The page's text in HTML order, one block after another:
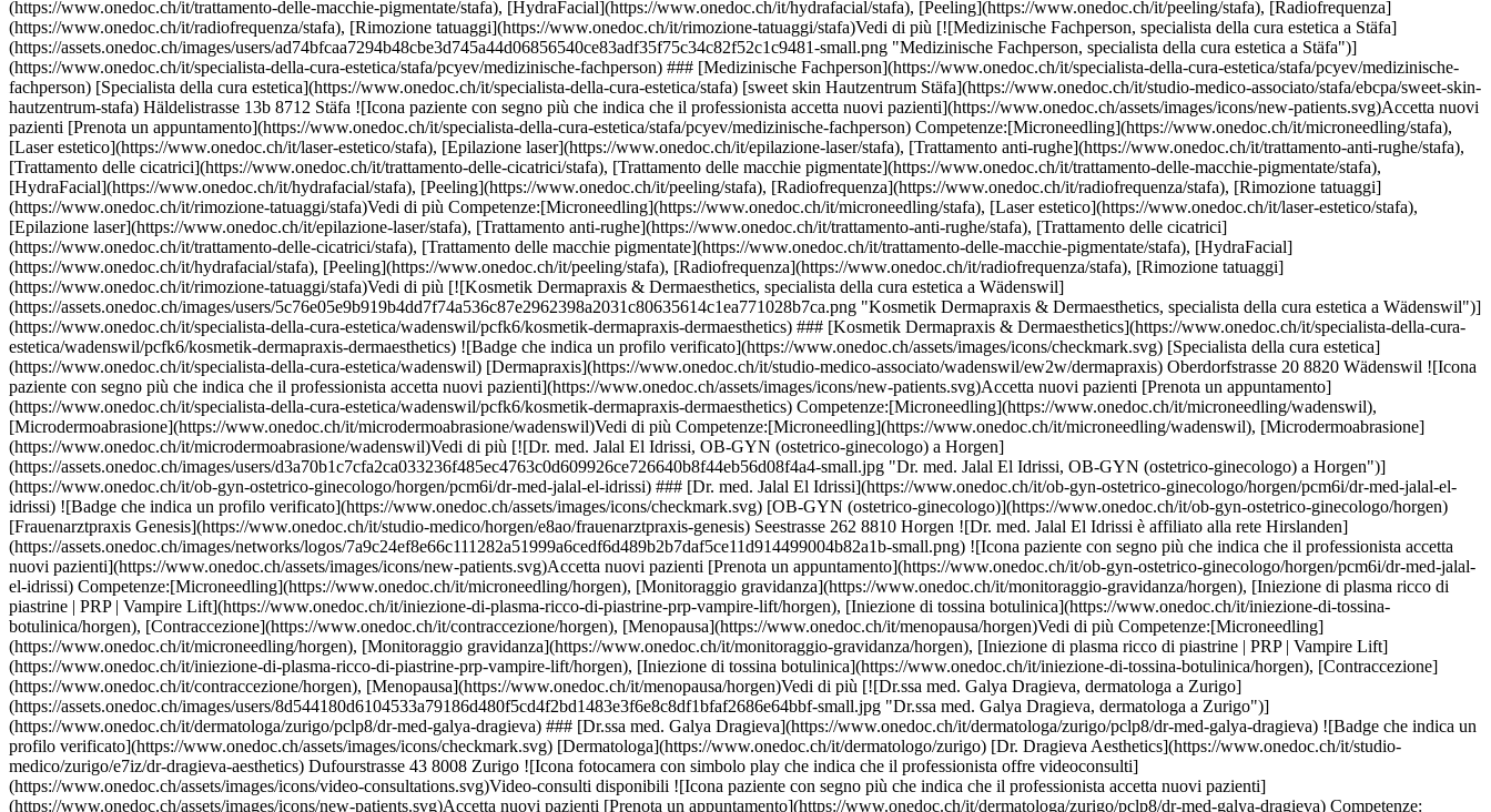
ne-di-tossina-botulinica/horgen), [Contraccezione](https://www.onedoc.ch/it/contraccezione/horgen), [Menopausa](https://www.onedoc.ch/it/menopausa/horgen)Vedi di più Competenze:[Microneedling](https://www.onedoc.ch/it/microneedling/horgen), [Monitoraggio gravidanza](https://www.onedoc.ch/it/monitoraggio-gravidanza/horgen), [Iniezione di plasma ricco di piastrine | PRP | Vampire Lift](https://www.onedoc.ch/it/iniezione-di-plasma-ricco-di-piastrine-prp-vampire-lift/horgen), [Iniezione di tossina botulinica](https://www.onedoc.ch/it/iniezione-di-tossina-botulinica/horgen), [Contraccezione](https://www.onedoc.ch/it/contraccezione/horgen), [Menopausa](https://www.onedoc.ch/it/menopausa/horgen)Vedi di più [![Dr.ssa med. Galya Dragieva, dermatologa a Zurigo](https://assets.onedoc.ch/images/users/8d544180d6104533a79186d480f5cd4f2bd1483e3f6e8c8df1bfaf2686e64bbf-small.jpg "Dr.ssa med. Galya Dragieva, dermatologa a Zurigo")](https://www.onedoc.ch/it/dermatologa/zurigo/pclp8/dr-med-galya-dragieva) ### [Dr.ssa med. Galya Dragieva](https://www.onedoc.ch/it/dermatologa/zurigo/pclp8/dr-med-galya-dragieva) ![Badge che indica un profilo verificato](https://www.onedoc.ch/assets/images/icons/checkmark.svg) [Dermatologa](https://www.onedoc.ch/it/dermatologo/zurigo) [Dr. Dragieva Aesthetics](https://www.onedoc.ch/it/studio-medico/zurigo/e7iz/dr-dragieva-aesthetics) Dufourstrasse 43 8008 Zurigo ![Icona fotocamera con simbolo play che indica che il professionista offre videoconsulti](https://www.onedoc.ch/assets/images/icons/video-consultations.svg)Video-consulti disponibili ![Icona paziente con segno più che indica che il professionista accetta nuovi pazienti](https://www.onedoc.ch/assets/images/icons/new-patients.svg)Accetta nuovi pazienti [Prenota un appuntamento](https://www.onedoc.ch/it/dermatologa/zurigo/pclp8/dr-med-galya-dragieva) Competenze:[Microneedling](https://www.onedoc.ch/it/microneedling/zurigo), [Lipofilling | Lipostruttura](https://www.onedoc.ch/it/lipofilling-lipostruttura/zurigo), [Iniezione di tossina botulinica](https://www.onedoc.ch/it/iniezione-di-tossina-botulinica/zurigo), [Iniezione di plasma ricco di piastrine | PRP | Vampire Lift](https://www.onedoc.ch/it/iniezione-di-plasma-ricco-di-piastrine-prp-vampire-lift/zurigo), [Trattamento anti-rughe](https://www.onedoc.ch/it/trattamento-anti-rughe/zurigo), [Laser estetico](https://www.onedoc.ch/it/laser-estetico/zurigo), [Trattamento con laser CO2 | Trattamento con laser CO2 frazionato](https://www.onedoc.ch/it/trattamento-con-laser-co2-trattamento-con-laser-co2-frazionato/zurigo)Vedi di più Competenze:[Microneedling](https://www.onedoc.ch/it/microneedling/zurigo), [Lipofilling | Lipostruttura](https://www.onedoc.ch/it/lipofilling-lipostruttura/zurigo), [Iniezione di tossina botulinica](https://www.onedoc.ch/it/iniezione-di-tossina-botulinica/zurigo), [Iniezione di plasma ricco di piastrine | PRP | Vampire Lift](https://www.onedoc.ch/it/iniezione-di-plasma-ricco-di-piastrine-prp-vampire-lift/zurigo), [Trattamento anti-rughe](https://www.onedoc.ch/it/trattamento-anti-rughe/zurigo), [Laser estetico](https://www.onedoc.ch/it/laser-estetico/zurigo), [Trattamento con laser CO2 | Trattamento con laser CO2 frazionato](https://www.onedoc.ch/it/trattamento-con-laser-co2-trattamento-con-laser-co2-frazionato/zurigo)Vedi di più [![Dipl. med. Elena Zöhner, dermatologa a Zurigo](https://assets.onedoc.ch/images/users/994669b177c5ff3ce5c9e39c704728d247e24ad82cc7881a6ff17c1963831229-small.jpg "Dipl. med. Elena Zöhner, dermatologa a Zurigo")](https://www.onedoc.ch/it/dermatologa/zurigo/pbkhk/dipl-med-elena-zohner) ### [Dipl. med. Elena Zöhner](https://www.onedoc.ch/it/dermatologa/zurigo/pbkhk/dipl-med-elena-zohner) ![Badge che indica un profilo verificato](https://www.onedoc.ch/assets/images/icons/checkmark.svg) [Dermatologa](https://www.onedoc.ch/it/dermatologo/zurigo) [Arzthaus Zürich Stadelhofen](https://www.onedoc.ch/it/centro-medico/zurigo/ewil/arzthaus-zurich-stadelhofen) Goethestrasse 14 8001 Zurigo ![Icona paziente con segno più che indica che il professionista accetta nuovi pazienti](https://www.onedoc.ch/assets/images/icons/new-patients.svg)Accetta nuovi pazienti [Prenota un appuntamento](https://www.onedoc.ch/it/dermatologa/zurigo/pbkhk/dipl-med-elena-zohner) Competenze:[Microneedling](https://www.onedoc.ch/it/microneedling/zurigo), [Allergia | AllergoTest | Controllo allergie](https://www.onedoc.ch/it/allergia-allergotest-controllo-allergie/zurigo), [Trattamento delle macchie pigmentate](https://www.onedoc.ch/it/trattamento-delle-macchie-pigmentate/zurigo), [Emergenza dermatologica](https://www.onedoc.ch/it/emergenza-dermatologica/zurigo), [Desensibilizzazione | Immunoterapia allergene-specifica | Immunoterapia dell'allergene](https://www.onedoc.ch/it/desensibilizzazione-immunoterapia-allergene-specifica-immunoterapia-dell-allergene/zurigo), [Eczema](https://www.onedoc.ch/it/eczema/zurigo), [Controllo della pelle](https://www.onedoc.ch/it/controllo-della-pelle/zurigo), [Melanoma](https://www.onedoc.ch/it/melanoma/zurigo)Vedi di più Competenze:[Microneedling](https://www.onedoc.ch/it/microneedling/zurigo), [Allergia | AllergoTest | Controllo allergie](https://www.onedoc.ch/it/allergia-allergotest-controllo-allergie/zurigo), [Trattamento delle macchie pigmentate](https://www.onedoc.ch/it/trattamento-delle-macchie-pigmentate/zurigo), [Emergenza dermatologica](https://www.onedoc.ch/it/emergenza-dermatologica/zurigo), [Desensibilizzazione | Immunoterapia allergene-specifica | Immunoterapia dell'allergene](https://www.onedoc.ch/it/desensibilizzazione-immunoterapia-allergene-specifica-immunoterapia-dell-allergene/zurigo), [Eczema](https://www.onedoc.ch/it/eczema/zurigo), [Controllo della pelle](https://www.onedoc.ch/it/controllo-della-pelle/zurigo), [Melanoma](https://www.onedoc.ch/it/melanoma/zurigo)Vedi di più [![Sig.ra Medizinische Kosmetikerin, specialista della cura estetica a Zurigo](https://assets.onedoc.ch/images/users/b66ae1c3727797c11ebe4f470d2b0174736e66a597715fe47803271c1b7ad283-small.jpg "Sig.ra Medizinische Kosmetikerin, specialista della cura estetica a Zurigo")](https://www.onedoc.ch/it/specialista-della-cura-estetica/zurigo/pczaq/medizinische-kosmetikerin) ### [Sig.ra Medizinische Kosmetikerin](https://www.onedoc.ch/it/specialista-della-cura-estetica/zurigo/pczaq/medizinische-kosmetikerin) ![Badge che indica un profilo verificato](https://www.onedoc.ch/assets/images/icons/checkmark.svg) [Specialista della cura estetica](https://www.onedoc.ch/it/specialista-della-cura-estetica/zurigo) [Dermatologikum Zürich AG](https://www.onedoc.ch/it/gruppo-medico/zurigo/euqs/dermatologikum-zurich-ag) Wallisellenstrasse 301A 8050 Zurigo ![Icona paziente con segno più che indica che il professionista accetta nuovi pazienti](https://www.onedoc.ch/assets/images/icons/new-patients.svg)Accetta nuovi pazienti [Prenota un appuntamento](https://www.onedoc.ch/it/specialista-della-cura-estetica/zurigo/pczaq/medizinische-kosmetikerin) Competenze:[Microneedling](https://www.onedoc.ch/it/microneedling/zurigo), [HydraFacial](https://www.onedoc.ch/it/hydrafacial/zurigo), [Microdermoabrasione](https://www.onedoc.ch/it/microdermoabrasione/zurigo), [Epilazione laser](https://www.onedoc.ch/it/epilazione-laser/zurigo)Vedi di più Competenze:[Microneedling](https://www.onedoc.ch/it/microneedling/zurigo), [HydraFacial](https://www.onedoc.ch/it/hydrafacial/zurigo), [Microdermoabrasione](https://www.onedoc.ch/it/microdermoabrasione/zurigo), [Epilazione laser](https://www.onedoc.ch/it/epilazione-laser/zurigo)Vedi di più [![Dr.ssa med. Sabine Kurzidem, dermatologa a Zurigo](https://assets.onedoc.ch/images/users/ef6e5e7b363bbb8d288eac023b01af697242837b385dd6aee3c2b3a541c3c44f-small.jpg "Dr.ssa med. Sabine Kurzidem, dermatologa a Zurigo")](https://www.onedoc.ch/it/dermatologa/zurigo/pctgx/dr-med-sabine-kurzidem) ### [Dr.ssa med. Sabine Kurzidem](https://www.onedoc.ch/it/dermatologa/zurigo/pctgx/dr-med-sabine-kurzidem) ![Badge che indica un profilo verificato](https://www.onedoc.ch/assets/images/icons/checkmark.svg) [Dermatologa](https://www.onedoc.ch/it/dermatologo/zurigo) [Skinmed Zürich](https://www.onedoc.ch/it/studio-medico/zurigo/eba8i/skinmed-zurich) Bahnhofstrasse 77 8001 Zurigo ![Icona paziente con segno più che indica che il professionista accetta nuovi pazienti](https://www.onedoc.ch/assets/images/icons/new-patients.svg)Accetta nuovi pazienti [Prenota un appuntamento](https://www.onedoc.ch/it/dermatologa/zurigo/pctgx/dr-med-sabine-kurzidem) Competenze:[Microneedling](https://www.onedoc.ch/it/microneedling/zurigo), [Tumore della pelle | Cancro della pelle](https://www.onedoc.ch/it/tumore-della-pelle-cancro-della-pelle/zurigo), [Couperose | Rosacea](https://www.onedoc.ch/it/couperose-rosacea/zurigo), [Epilazione laser](https://www.onedoc.ch/it/epilazione-laser/zurigo), [Iperidrosi | Sudorazione eccessiva](https://www.onedoc.ch/it/iperidrosi-sudorazione-eccessiva/zurigo), [Iniezione di tossina botulinica](https://www.onedoc.ch/it/iniezione-di-tossina-botulinica/zurigo), [Iniezione di acido ialuronico](https://www.onedoc.ch/it/iniezione-di-acido-ialuronico/zurigo)Vedi di più Competenze:[Microneedling](https://www.onedoc.ch/it/microneedling/zurigo), [Tumore della pelle | Cancro della pelle](https://www.onedoc.ch/it/tumore-della-pelle-cancro-della-pelle/zurigo), [Couperose | Rosacea](https://www.onedoc.ch/it/couperose-rosacea/zurigo), [Epilazione laser](https://www.onedoc.ch/it/epilazione-laser/zurigo), [Iperidrosi | Sudorazione eccessiva](https://www.onedoc.ch/it/iperidrosi-sudorazione-eccessiva/zurigo), [Iniezione di tossina botulinica](https://www.onedoc.ch/it/iniezione-di-tossina-botulinica/zurigo), [Iniezione di acido ialuronico](https://www.onedoc.ch/it/iniezione-di-acido-ialuronico/zurigo)Vedi di più [![Dr.ssa med. Kristina Tsekova, dermatologa a Zurigo](https://assets.onedoc.ch/images/users/6281ca5a630a0881733092aa95f9f7fcd062fd9367b718a8d